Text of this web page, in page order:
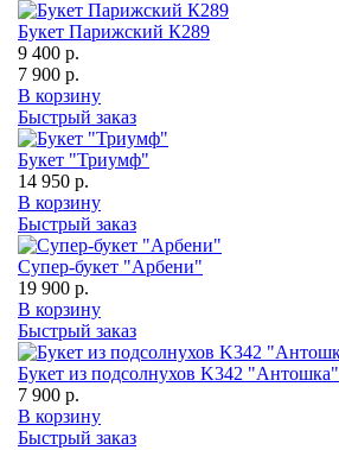
Букет Парижский К289
9 400 р.
7 900 р.
В корзину
Быстрый заказ
Букет "Триумф"
14 950 р.
В корзину
Быстрый заказ
Супер-букет "Арбени"
19 900 р.
В корзину
Быстрый заказ
Букет из подсолнухов K342 "Антошка"
7 900 р.
В корзину
Быстрый заказ